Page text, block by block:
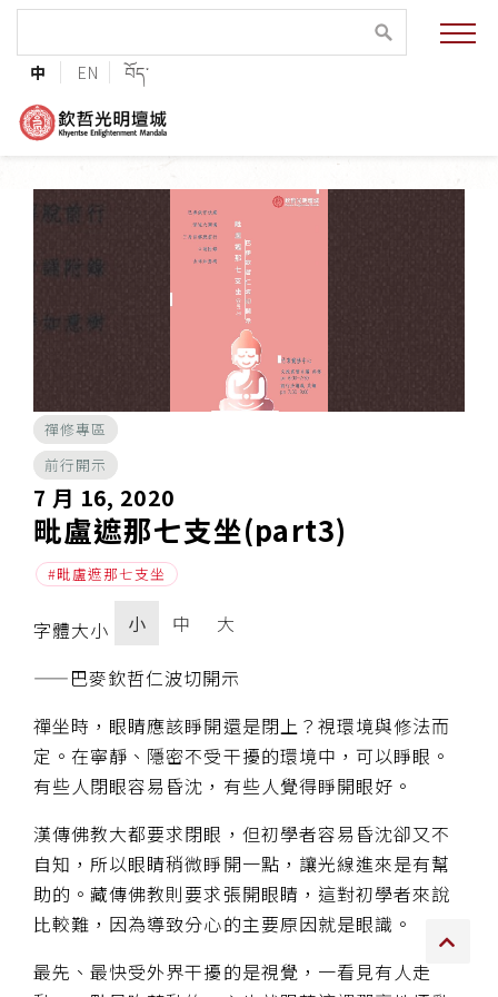
中 EN བོད་
緣起與願景
法王與上師的祝福
護持協會
培植福田
巴麥欽哲傳承
第三世巴麥欽哲仁波切
傳承上師授證
專書與譯著
*巴麥寺與麥青寺的聯合聲明
尊貴上師珍寶開示
巴麥欽哲珍寶開示
前行開示文集
媒體影音集
禪修專區
前行開示
7 月 16, 2020
毗盧遮那七支坐(part3)
毗盧遮那七支坐
字體大小 小 中 大
——巴麥欽哲仁波切開示
禪坐時，眼睛應該睜開還是閉上？視環境與修法而
定。在寧靜、隱密不受干擾的環境中，可以睜眼。
有些人閉眼容易昏沈，有些人覺得睜開眼好。
漢傳佛教大都要求閉眼，但初學者容易昏沈卻又不
自知，所以眼睛稍微睜開一點，讓光線進來是有幫
助的。藏傳佛教則要求張開眼睛，這對初學者來說
比較難，因為導致分心的主要原因就是眼識。
最先、最快受外界干擾的是視覺，一看見有人走